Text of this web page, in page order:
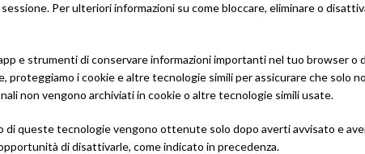
Per ulteriori informazioni su come bloccare, eliminare o
e strumenti di conservare informazioni importanti nel tuo browser o
i cookie e altre tecnologie simili per assicurare che solo
non vengono archiviati in cookie o altre tecnologie simili usate.
di queste tecnologie vengono ottenute solo dopo averti avvisato e
di disattivarle, come indicato in precedenza.